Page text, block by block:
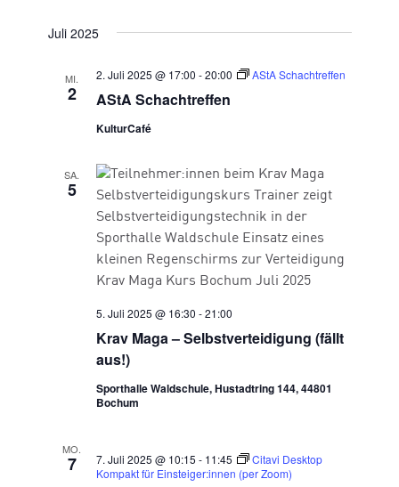
Juli 2025
MI.
2 AStA Schachtreffen
2. Juli 2025 @ 17:00 -20:00 AStA Schachtreffen
KulturCafé
SA.
5
Krav Maga – Selbstverteidigung (fällt
aus!)
5. Juli 2025 @ 16:30 -21:00
Sporthalle Waldschule, Hustadtring 144, 44801
Bochum
MO.
7 7. Juli 2025 @ 10:15 - 11:45
Citavi Desktop
Kompakt für Einsteiger:innen (per Zoom)